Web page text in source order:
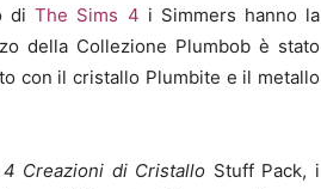
diThe Sims 4 i Simmers hanno la
della Collezione Plumbob è stato
con il cristallo Plumbite e il metallo
Creazioni di Cristallo Stuff Pack, i